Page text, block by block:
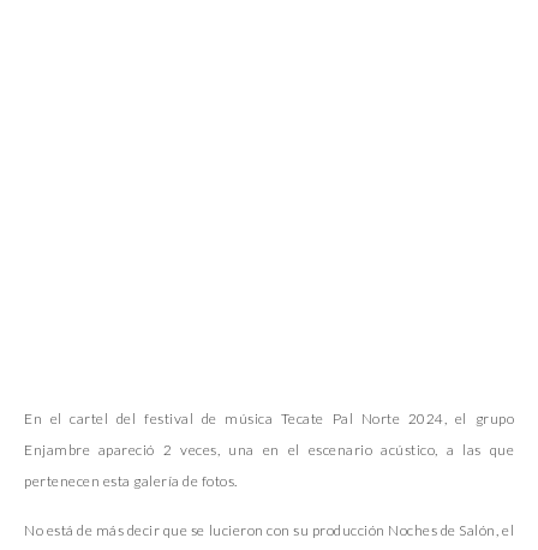
En el cartel del festival de música Tecate Pal Norte 2024, el grupo
Enjambre apareció 2 veces, una en el escenario acústico, a las que
pertenecen esta galería de fotos.
No está de más decir que se lucieron con su producción Noches de Salón, el